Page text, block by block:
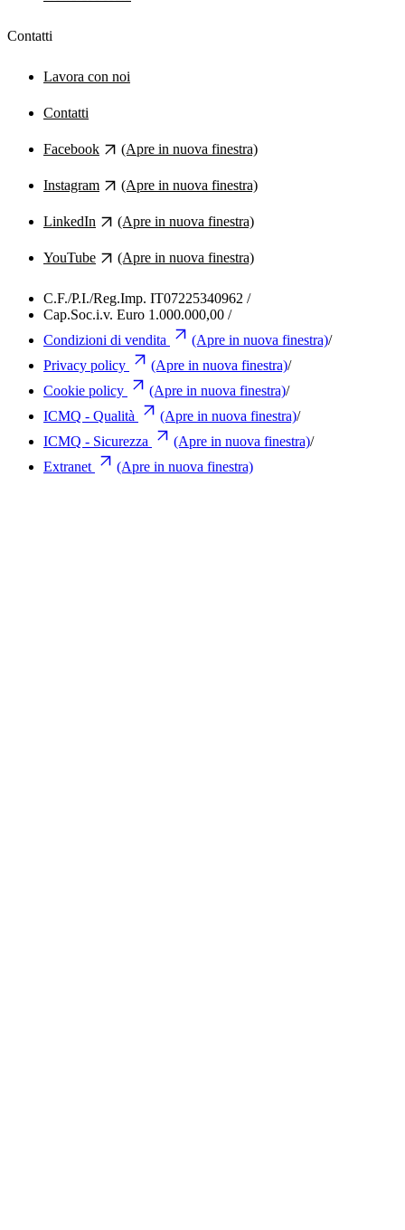
Contatti
Lavora con noi
Contatti
Facebook (Apre in nuova finestra)
Instagram (Apre in nuova finestra)
LinkedIn (Apre in nuova finestra)
YouTube (Apre in nuova finestra)
C.F./P.I./Reg.Imp. IT07225340962 /
Cap.Soc.i.v. Euro 1.000.000,00 /
Condizioni di vendita
(Apre in nuova finestra)/
Privacy policy
(Apre in nuova finestra)/
Cookie policy
(Apre in nuova finestra)/
ICMQ - Qualità
(Apre in nuova finestra)/
ICMQ - Sicurezza
(Apre in nuova finestra)/
Extranet
(Apre in nuova finestra)